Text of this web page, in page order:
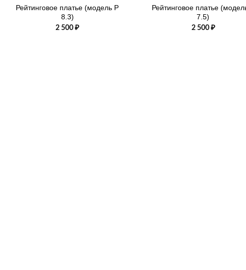
Рейтинговое платье (модель Р
8.3)
2 500₽
Рейтинговое платье
7.5)
2 500 ₽